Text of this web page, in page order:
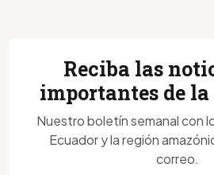
Reciba las
importantes de
Nuestro boletín semanal con
Ecuador y la región
correo.